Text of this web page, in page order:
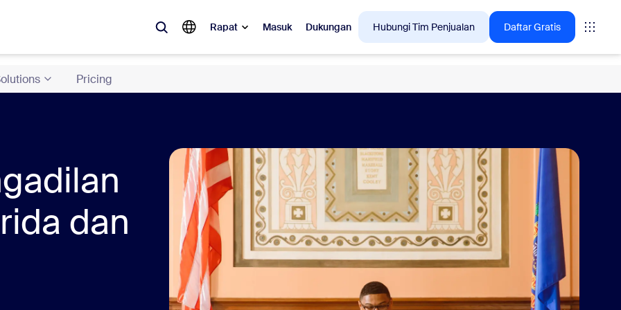
Rapat Masuk Dukungan Hubungi Tim Penjualan Daftar Gratis
Meetings
Rooms
Canvas
Wawasan CX
Secara otomatis menangkap,
meringkas, dan mengekstrak item
tindakan dari setiap rapat virtual atau
tatap muka.
Pricing
dan